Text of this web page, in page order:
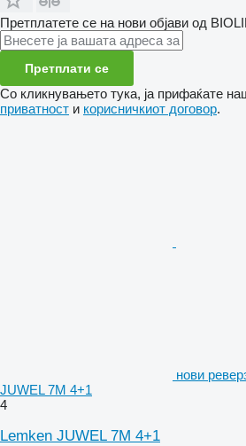
Претплатете се на нови објави од
Претплати се
Со кликнувањето тука, ја прифаќате
приватност и корисничкиот договор.
нови
JUWEL 7M 4+1
4
Lemken JUWEL 7M 4+1